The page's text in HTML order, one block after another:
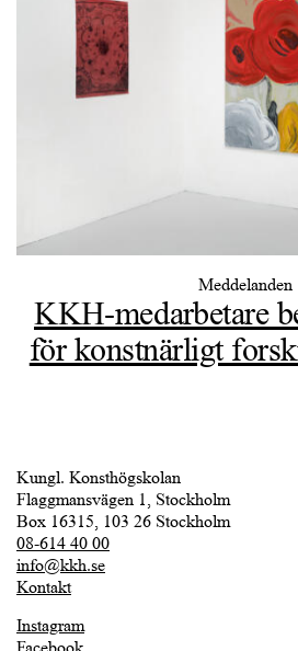
Meddelanden
KKH-medarbetare
för konstnärligt
Kungl. Konsthögskolan
Flaggmansvägen 1, Stockholm
Box 16315, 103 26 Stockholm
08-614 40 00
info@kkh.se
Kontakt
Instagram